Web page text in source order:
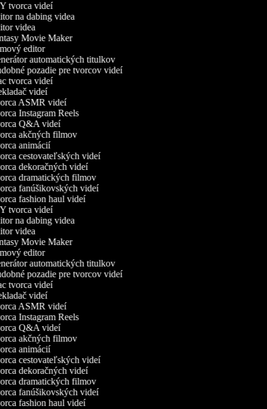
tvorca videí
na dabing videa
videa
Movie Maker
editor
automatických titulkov
pozadie pre tvorcov videí
tvorca videí
videí
ASMR videí
Instagram Reels
Q&A videí
akčných filmov
animácií
cestovateľských videí
dekoračných videí
dramatických filmov
fanúšikovských videí
fashion haul videí
tvorca videí
na dabing videa
videa
Movie Maker
editor
automatických titulkov
pozadie pre tvorcov videí
tvorca videí
videí
ASMR videí
Instagram Reels
Q&A videí
akčných filmov
animácií
cestovateľských videí
dekoračných videí
dramatických filmov
fanúšikovských videí
fashion haul videí